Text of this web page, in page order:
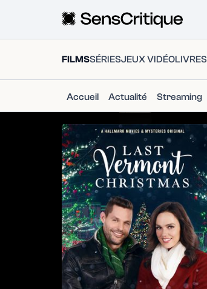
FILMSSÉRIESJEUX VIDÉOLIVRES
Accueil Actualité Streaming